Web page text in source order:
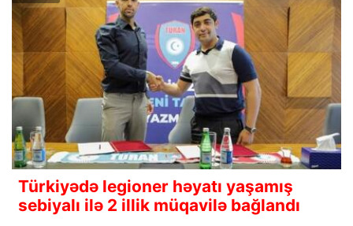
Türkiyədə legioner həyatı yaşamış
sebiyalı ilə 2 illik müqavilə bağlandı